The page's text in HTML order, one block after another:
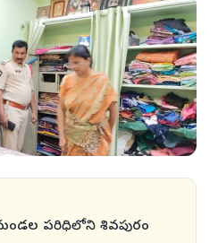
మండల పరిధిలోని శివపురం